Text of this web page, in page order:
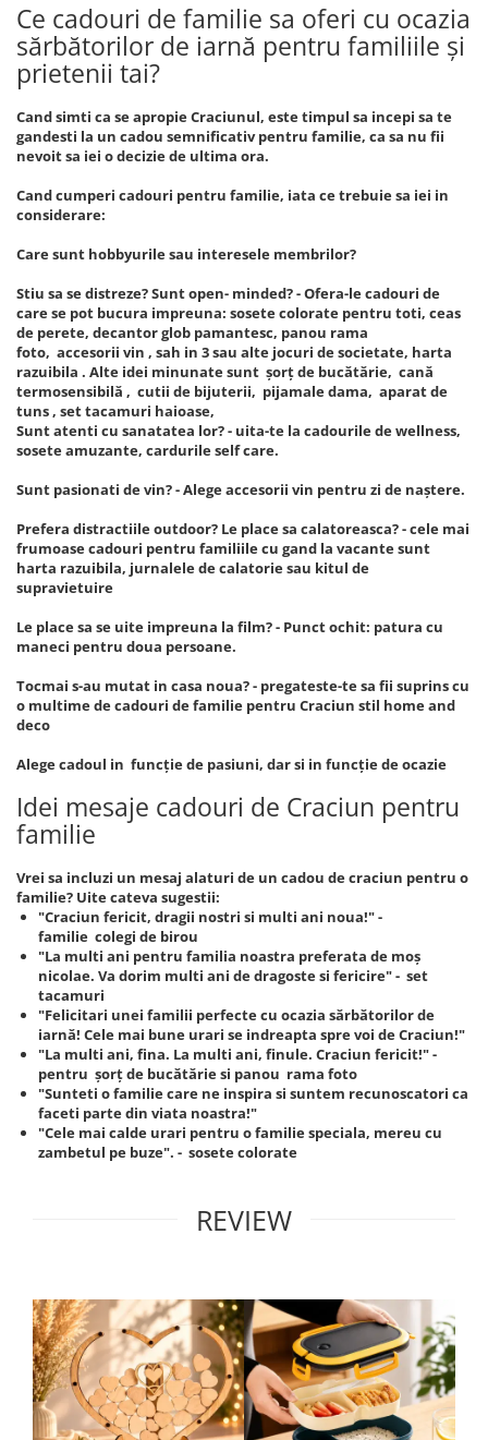
Ce cadouri de familie sa oferi cu ocazia
sărbătorilor de iarnă pentru familiile și
prietenii tai?
Cand simti ca se apropie Craciunul, este timpul sa incepi sa te
gandesti la un cadou semnificativ pentru familie, ca sa nu fii
nevoit sa iei o decizie de ultima ora.
Cand cumperi cadouri pentru familie, iata ce trebuie sa iei in
considerare:
Care sunt hobbyurile sau interesele membrilor?
Stiu sa se distreze? Sunt open- minded? - Ofera-le cadouri de
care se pot bucura impreuna: sosete colorate pentru toti, ceas
de perete, decantor glob pamantesc, panou rama
foto, accesorii vin , sah in 3 sau alte jocuri de societate, harta
razuibila . Alte idei minunate sunt șorț de bucătărie, cană
termosensibilă , cutii de bijuterii, pijamale dama, aparat de
tuns , set tacamuri haioase,
Sunt atenti cu sanatatea lor? - uita-te la cadourile de wellness,
sosete amuzante, cardurile self care.
Sunt pasionati de vin? - Alege accesorii vin pentru zi de naștere.
Prefera distractiile outdoor? Le place sa calatoreasca? - cele mai
frumoase cadouri pentru familiile cu gand la vacante sunt
harta razuibila, jurnalele de calatorie sau kitul de
supravietuire
Le place sa se uite impreuna la film? - Punct ochit: patura cu
maneci pentru doua persoane.
Tocmai s-au mutat in casa noua? - pregateste-te sa fii suprins cu
o multime de cadouri de familie pentru Craciun stil home and
deco
Alege cadoul in funcție de pasiuni, dar si in funcție de ocazie
Idei mesaje cadouri de Craciun pentru
familie
Vrei sa incluzi un mesaj alaturi de un cadou de craciun pentru o
familie? Uite cateva sugestii:
"Craciun fericit, dragii nostri si multi ani noua!" -
familie colegi de birou
"La multi ani pentru familia noastra preferata de moș
nicolae. Va dorim multi ani de dragoste si fericire" - set
tacamuri
"Felicitari unei familii perfecte cu ocazia sărbătorilor de
iarnă! Cele mai bune urari se indreapta spre voi de Craciun!"
"La multi ani, fina. La multi ani, finule. Craciun fericit!" -
pentru șorț de bucătărie si panou rama foto
"Sunteti o familie care ne inspira si suntem recunoscatori ca
faceti parte din viata noastra!"
"Cele mai calde urari pentru o familie speciala, mereu cu
zambetul pe buze". - sosete colorate
REVIEW